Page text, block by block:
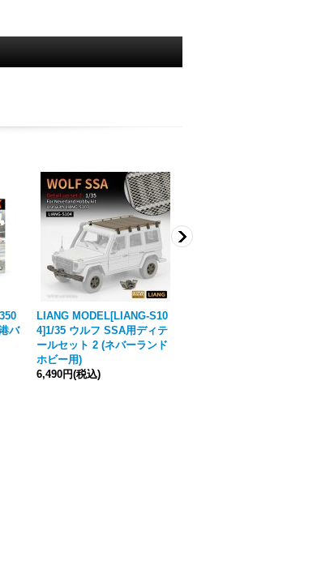
バ
LIANG MODEL[LIANG-S10
4]1/35 ウルフ SSA用ディテ
ールセット 2 (ネバーランド
ホビー用)
6,490円(税込)